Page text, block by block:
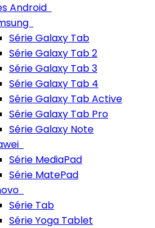
Android
Série Galaxy Tab
Série Galaxy Tab 2
Série Galaxy Tab 3
Série Galaxy Tab 4
Série Galaxy Tab Active
Série Galaxy Tab Pro
Série Galaxy Note
Série MediaPad
Série MatePad
Série Tab
Série Yoga Tablet